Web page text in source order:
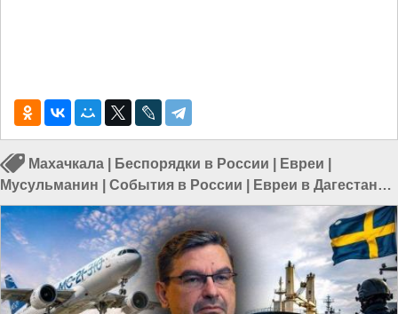
Махачкала Беспорядки в России Евреи
Мусульманин
События в России Евреи в Дагестане|
Происшествия в России|Евреи в России